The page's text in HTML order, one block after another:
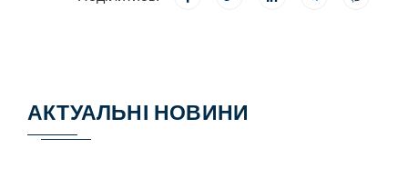
АКТУАЛЬНІ НОВИНИ